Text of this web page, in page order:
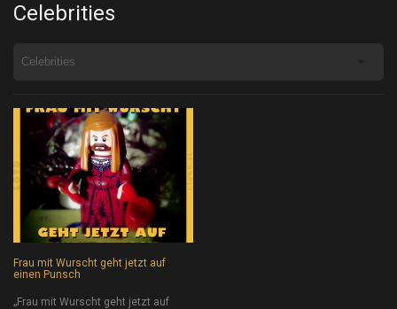
Celebrities
Frau mit Wurscht geht jetzt auf
einen Punsch
„Frau mit Wurscht geht jetzt auf